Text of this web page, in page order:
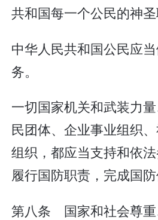
共和国每一个公民的神圣
中华人民共和国公民应
务。
一切国家机关和武装力
民团体、企业事业组织
组织，都应当支持和依
履行国防职责，完成国防
第八条 国家和社会尊重